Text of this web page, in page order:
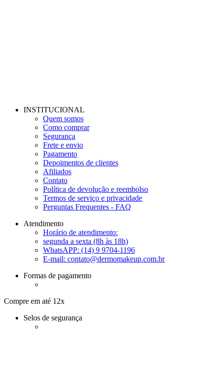
INSTITUCIONAL
Quem somos
Como comprar
Segurança
Frete e envio
Pagamento
Depoimentos de clientes
Afiliados
Contato
Política de devolução e reembolso
Termos de serviço e privacidade
Perguntas Frequentes - FAQ
Atendimento
Horário de atendimento:
segunda a sexta (8h às 18h)
WhatsAPP: (14) 9 9704-1196
E-mail: contato@dermomakeup.com.br
Formas de pagamento
Compre em até 12x
Selos de segurança